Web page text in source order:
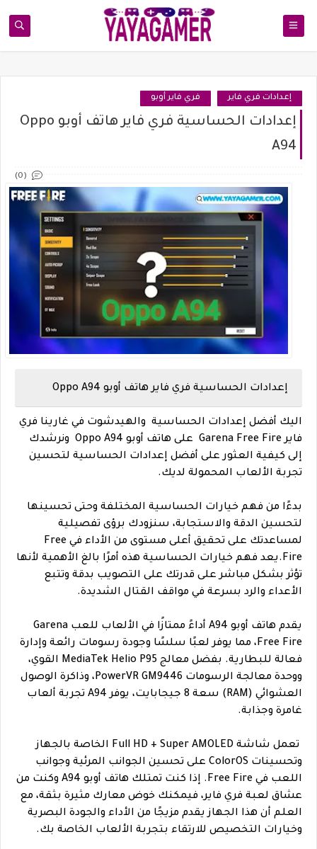
إعدادات فري فاير فري فاير أوبو
إعدادات الحساسية فري فاير هاتف أوبو Oppo
A94
(0)
إعدادات الحساسية فري فاير هاتف أوبو Oppo A94
اليك أفضل إعدادات الحساسية والهيدشوت في غارينا فري
فاير Garena Free Fire على هاتف أوبو
Oppo A94 ونرشدك
إلى كيفية العثور على أفضل إعدادات الحساسية لتحسين
تجربة الألعاب المحمولة لديك.
بدءًا من فهم خيارات الحساسية المختلفة وحتى تحسينها
لتحسين الدقة والاستجابة، سنزودك برؤى تفصيلية
لمساعدتك على تحقيق أعلى مستوى من الأداء في Free
Fire.يعد فهم خيارات الحساسية هذه أمرًا بالغ الأهمية لأنها
تؤثر بشكل مباشر على قدرتك على التصويب بدقة وتتبع
الأعداء والرد بسرعة في مواقف القتال الشديدة.
يقدم هاتف أوبو A94 أداءً ممتازًا في الألعاب للعب Garena
Free Fire، مما يوفر لعبًا سلسًا وجودة رسومات رائعة وإدارة
فعالة للبطارية. بفضل معالج MediaTek Helio P95 القوي،
ووحدة معالجة الرسومات PowerVR GM9446، وذاكرة الوصول
العشوائي (RAM) سعة 8 جيجابايت، يوفر A94 تجربة ألعاب
غامرة وجذابة.
تعمل شاشة Full HD + Super AMOLED الخاصة بالجهاز
وتحسينات ColorOS على تحسين الجوانب المرئية وجوانب
اللعب في Free Fire. إذا كنت تمتلك هاتف أوبو A94 وكنت من
عشاق لعبة فري فاير، فيمكنك خوض معارك مثيرة بثقة، مع
العلم أن هذا الجهاز يقدم مزيجًا من الأداء والجودة البصرية
وخيارات التخصيص للارتقاء بتجربة الألعاب الخاصة بك.